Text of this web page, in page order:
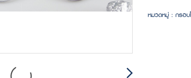
หมวดหมู่ : กรอบ